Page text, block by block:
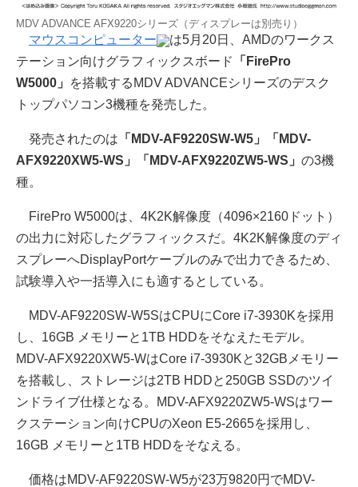
MDV ADVANCE AFX9220シリーズ（ディスプレーは別売り）
マウスコンピューター
は5月20日、AMDのワークス
テーション向けグラフィックスボード
「FirePro
W5000」
を搭載するMDV ADVANCEシリーズのデスク
トップパソコン3機種を発売した。
発売されたのは 「MDV-AF9220SW-W5」「MDV-
AFX9220XW5-WS」「MDV-AFX9220ZW5-WS」 の3機
種。
FirePro W5000は、4K2K解像度（4096×2160ドット）
の出力に対応したグラフィックスだ。4K2K解像度のディ
スプレーへDisplayPortケーブルのみで出力できるため、
試験導入や一括導入にも適するとしている。
MDV-AF9220SW-W5SはCPUにCore i7-3930Kを採用
し、16GB メモリーと1TB HDDをそなえたモデル。
MDV-AFX9220XW5-WはCore i7-3930Kと32GBメモリー
を搭載し、ストレージは2TB HDDと250GB SSDのツイ
ンドライブ仕様となる。MDV-AFX9220ZW5-WSはワー
クステーション向けCPUのXeon E5-2665を採用し、
16GB メモリーと1TB HDDをそなえる。
価格はMDV-AF9220SW-W5が23万9820円でMDV-